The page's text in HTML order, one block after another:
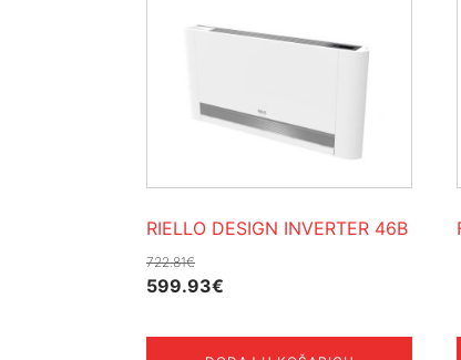
RIELLO DESIGN INVERTER 46B
722.81€
Izvorna
bila
599.93€
je: